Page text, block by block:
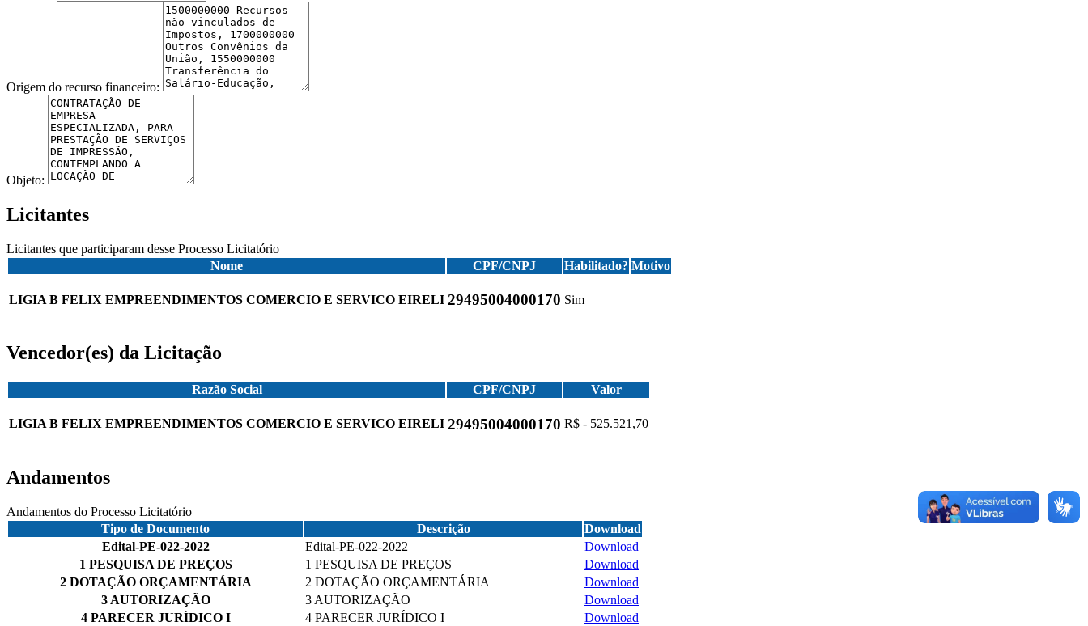
Origem do recurso financeiro:
Objeto:
Licitantes
Licitantes que participaram desse Processo Licitatório
Nome
CPF/CNPJ Habilitado? Motivo
LIGIA B FELIX EMPREENDIMENTOS COMERCIO E SERVICO EIRELI 29495004000170 Sim
Vencedor(es) da Licitação
Razão Social CPF/CNPJ Valor
LIGIA B FELIX EMPREENDIMENTOS COMERCIO E SERVICO EIRELI 29495004000170 R$ - 525.521,70
Andamentos
Andamentos do Processo Licitatório
Tipo de Documento
Descrição
Download
Edital-PE-022-2022
Edital-PE-022-2022
Download
1 PESQUISA DE PREÇOS
1 PESQUISA DE PREÇOS
Download
2 DOTAÇÃO ORÇAMENTÁRIA
2 DOTAÇÃO ORÇAMENTÁRIA
Download
3 AUTORIZAÇÃO
3 AUTORIZAÇÃO
Download
4 PARECER JURÍDICO I
4 PARECER JURÍDICO I
Download